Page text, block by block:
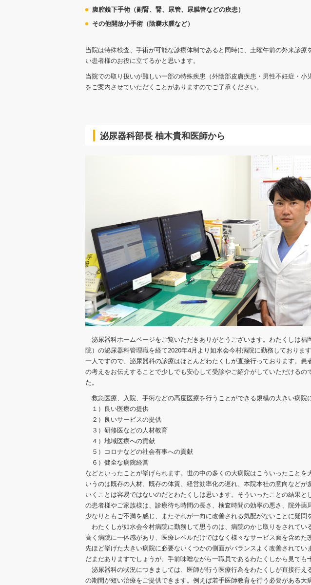
腹腔鏡下手術（副腎、腎、尿管、尿膜管などの疾患）
その他開放小手術（陰嚢水腫など）
当院は特殊検査、手術が可能な診療体制であると同時に、土曜午前の外来診療
い患者様のお役に立てるかと思います。
当院での取り扱いが難しい一部の特殊疾患（外陰部皮膚疾患・男性不妊症・
をご案内させていただくことがありますのでご了承ください。
泌尿器科部長 柚木貴和医師から
泌尿器科ホームページをご覧いただきありがとうございます。わたくしは福
院）の泌尿器科管理職を経て2020年4月より如水会今村病院に勤務しておりま
一人ですので、泌尿器科の診療はほとんどわたくしが直接行っております。
の考えをお伝えすることで少しでも安心して受診やご紹介がしていただける
た。
救急医療、入院、手術などの高度医療を行うことができる規模の大きい病院
１）良い医療の提供
２）良いサービスの提供
３）研修医などの人材教育
４）地域医療への貢献
５）コロナなどの社会有事への貢献
６）健全な病院経営
などといったことが挙げられます。世の中の多くの大病院はこういったこと
いうのは既存の人材、既存の体質、経営効率化の遅れ、本院本社の意向など
いくことは容易ではないのだとわたくしは思います。そういったことの結果と
の患者様やご家族様は、診療待ち時間の長さ、検査時間の効率の悪さ、院外
少なりともご不満を感じ、またそれが一向に改善される気配がないことに疑問
わたくしが如水会今村病院に勤務して思うのは、病院のかじ取りをされて
高く病院に一体感があり、医療レベルだけではなく様々なサービス面を含めた
先ほど挙げた大きい病院に必要ないくつかの側面がバランスよく改善されてい
だまだありますでしょうが、手前味噌ながら一職員であるわたくしから見ても
泌尿器科の状況につきましては、医師が行う医療行為をわたくしが直接行
の期間が短い治療をご提供できます。例えば若手医師教育を行う必要がある